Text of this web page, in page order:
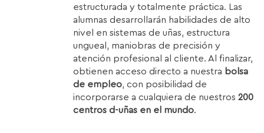
estructurada y totalmente práctica. Las
alumnas desarrollarán habilidades de alto
nivel en sistemas de uñas, estructura
ungueal, maniobras de precisión y
atención profesional al cliente. Al finalizar,
obtienen acceso directo a nuestra bolsa
de empleo, con posibilidad de
incorporarse a cualquiera de nuestros200
centros d-uñas en el mundo.